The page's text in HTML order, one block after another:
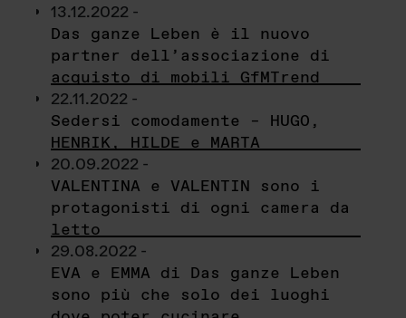
13.12.2022 -
Das ganze Leben è il nuovo
partner dell’associazione di
acquisto di mobili GfMTrend
22.11.2022 -
Sedersi comodamente – HUGO,
HENRIK, HILDE e MARTA
20.09.2022 -
VALENTINA e VALENTIN sono i
protagonisti di ogni camera da
letto
29.08.2022 -
EVA e EMMA di Das ganze Leben
sono più che solo dei luoghi